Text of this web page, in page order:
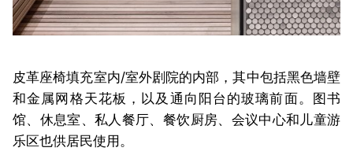
皮革座椅填充室内/室外剧院的内部，其中包括黑色墙壁
和金属网格天花板，以及通向阳台的玻璃前面。图书
馆、休息室、私人餐厅、餐饮厨房、会议中心和儿童游
乐区也供居民使用。